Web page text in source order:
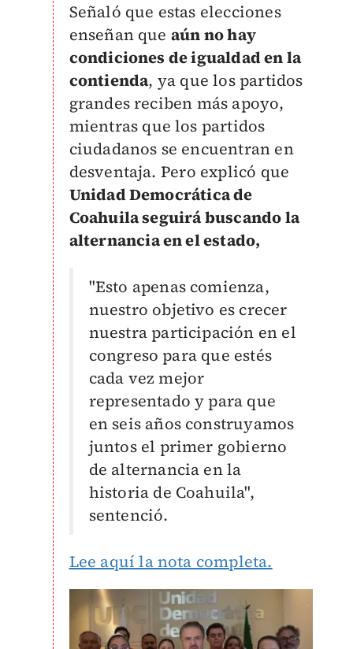
Señaló que estas elecciones
enseñan que aún no hay
condiciones de igualdad en la
contienda, ya que los partidos
grandes reciben más apoyo,
mientras que los partidos
ciudadanos se encuentran en
desventaja. Pero explicó que
Unidad Democrática de
Coahuila seguirá buscando la
alternancia en el estado,
"Esto apenas comienza,
nuestro objetivo es crecer
nuestra participación en el
congreso para que estés
cada vez mejor
representado y para que
en seis años construyamos
juntos el primer gobierno
de alternancia en la
historia de Coahuila",
sentenció.
Lee aquí la nota completa.